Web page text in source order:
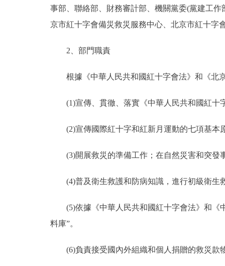
便民服務
仲介服務
政民互動
12345網上接訴即辦
走進北京
北京概況
事部、聯絡部、財務審計部、機關黨委(黨建工
京市紅十字會備災救災服務中心、北京市紅十字
2、部門職責
根據《中華人民共和國紅十字會法》和《北京
(1)宣傳、貫徹、落實《中華人民共和國紅十
(2)宣傳國際紅十字和紅新月運動的七項基本
(3)開展救災的準備工作；在自然災害和突發
(4)普及衛生救護和防病知識，進行初級衛生
(5)依據《中華人民共和國紅十字會法》和《
料庫”。
(6)負責接受國內外組織和個人捐贈的救災款